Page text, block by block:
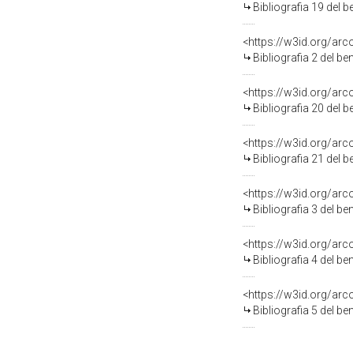
Bibliografia 19 del
<https://w3id.org/
Bibliografia 2 del
<https://w3id.org/
Bibliografia 20 del
<https://w3id.org/
Bibliografia 21 del
<https://w3id.org/
Bibliografia 3 del
<https://w3id.org/
Bibliografia 4 del
<https://w3id.org/
Bibliografia 5 del